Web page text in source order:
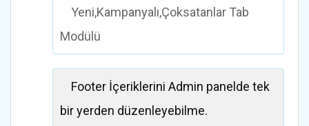
Yeni,Kampanyalı,Çoksatanlar Tab
Modülü
Footer İçeriklerini Admin panelde tek
bir yerden düzenleyebilme.